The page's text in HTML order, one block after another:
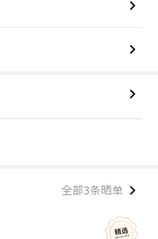
全部3条晒单